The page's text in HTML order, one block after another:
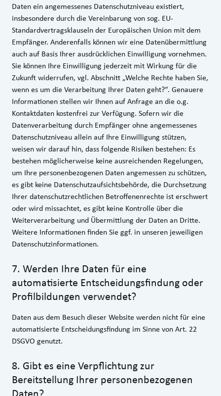
Daten ein angemessenes Datenschutzniveau existiert,
insbesondere durch die Vereinbarung von sog. EU-
Standardvertragsklauseln der Europäischen Union mit dem
Empfänger. Anderenfalls können wir eine Datenübermittlung
auch auf Basis Ihrer ausdrücklichen Einwilligung vornehmen.
Sie können Ihre Einwilligung jederzeit mit Wirkung für die
Zukunft widerrufen, vgl. Abschnitt „Welche Rechte haben Sie,
wenn es um die Verarbeitung Ihrer Daten geht?“. Genauere
Informationen stellen wir Ihnen auf Anfrage an die o.g.
Kontaktdaten kostenfrei zur Verfügung. Sofern wir die
Datenverarbeitung durch Empfänger ohne angemessenes
Datenschutzniveau allein auf Ihre Einwilligung stützen,
weisen wir darauf hin, dass folgende Risiken bestehen: Es
bestehen möglicherweise keine ausreichenden Regelungen,
um Ihre personenbezogenen Daten angemessen zu schützen,
es gibt keine Datenschutzaufsichtsbehörde, die Durchsetzung
Ihrer datenschutzrechtlichen Betroffenenrechte ist erschwert
oder wird missachtet, es gibt keine Kontrolle über die
Weiterverarbeitung und Übermittlung der Daten an Dritte.
Weitere Informationen finden Sie ggf. in unseren jeweiligen
Datenschutzinformationen.
7. Werden Ihre Daten für eine
automatisierte Entscheidungsfindung oder
Profilbildungen verwendet?
Daten aus dem Besuch dieser Website werden nicht für eine
automatisierte Entscheidungsfindung im Sinne von Art. 22
DSGVO genutzt.
8. Gibt es eine Verpflichtung zur
Bereitstellung Ihrer personenbezogenen
Daten?